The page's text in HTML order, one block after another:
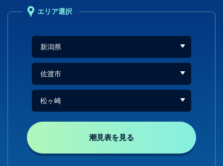
エリア選択
潮見表を見る